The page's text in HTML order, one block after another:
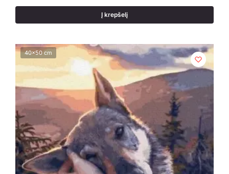
Į krepšelį
40x50 cm